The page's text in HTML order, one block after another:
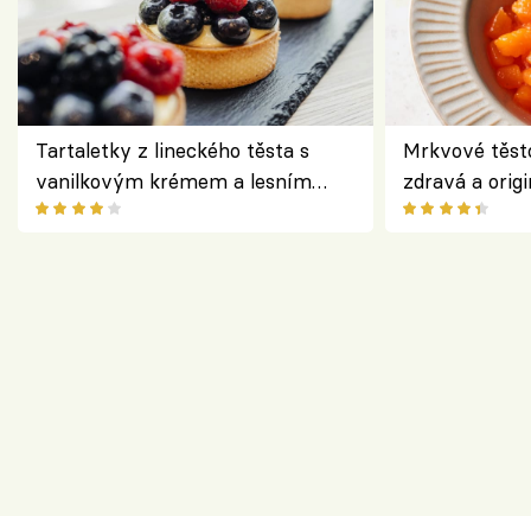
Tartaletky z lineckého těsta s
vanilkovým krémem a lesním
ovocem podle Bread Society
Mrkvové
zdravá a
klasiky